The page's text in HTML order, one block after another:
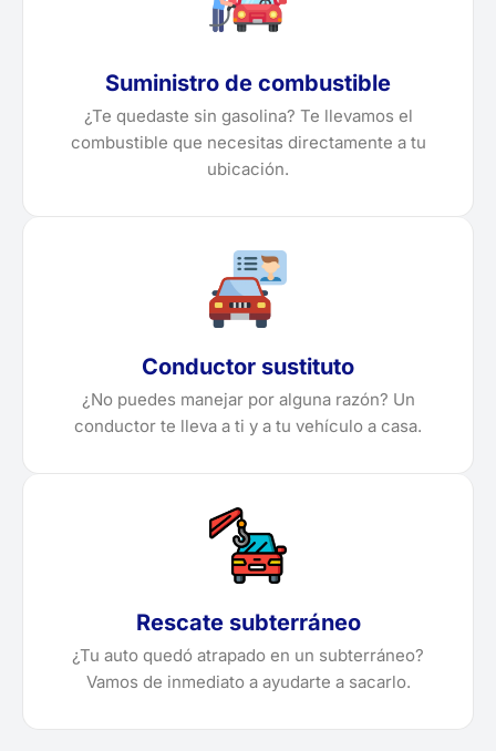
Suministro de combustible
¿Te quedaste sin gasolina? Te llevamos el
combustible que necesitas directamente a tu
ubicación.
Conductor sustituto
¿No puedes manejar por alguna razón? Un
conductor te lleva a ti y a tu vehículo a casa.
Rescate subterráneo
¿Tu auto quedó atrapado en un subterráneo?
Vamos de inmediato a ayudarte a sacarlo.